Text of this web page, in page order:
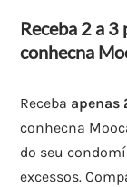
Receba 2 a
conhecna
Receba apenas
conhecna
do seu
excessos.